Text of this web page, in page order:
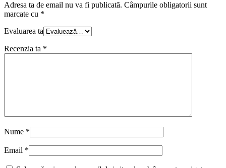
Adresa ta de email nu va fi publicată. Câmpurile obligatorii sunt
marcate cu *
Evaluarea ta
Recenzia ta *
Nume *
Email *